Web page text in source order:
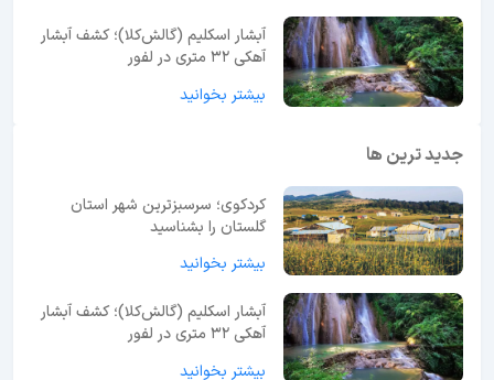
آبشار اسکلیم (گالش‌کلا)؛ کشف آبشار
آهکی ۳۲ متری در لفور
بیشتر بخوانید
جدید ترین ها
کردکوی؛ سرسبزترین شهر استان
گلستان را بشناسید
بیشتر بخوانید
آبشار اسکلیم (گالش‌کلا)؛ کشف آبشار
آهکی ۳۲ متری در لفور
بیشتر بخوانید